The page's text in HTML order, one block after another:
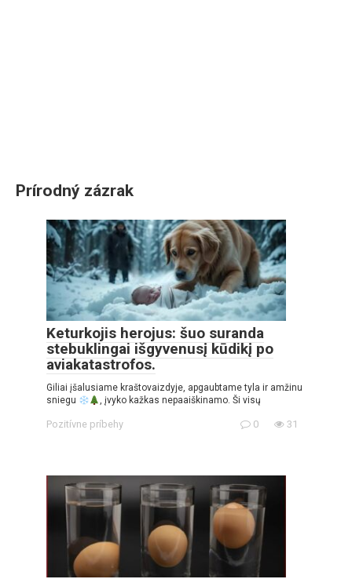
Prírodný zázrak
Keturkojis herojus: šuo suranda
stebuklingai išgyvenusį kūdikį po
aviakatastrofos.
Giliai įšalusiame kraštovaizdyje, apgaubtame tyla ir amžinu
sniegu
, įvyko kažkas nepaaiškinamo. Ši visų
Pozitívne príbehy 0 31